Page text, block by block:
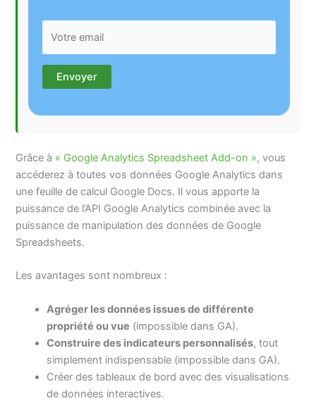
Grâce à « Google Analytics Spreadsheet Add-on », vous
accéderez à toutes vos données Google Analytics dans
une feuille de calcul Google Docs. Il vous apporte la
puissance de l’API Google Analytics combinée avec la
puissance de manipulation des données de Google
Spreadsheets.
Les avantages sont nombreux :
Agréger les données issues de différente
propriété ou vue (impossible dans GA).
Construire des indicateurs personnalisés, tout
simplement indispensable (impossible dans GA).
Créer des tableaux de bord avec des visualisations
de données interactives.